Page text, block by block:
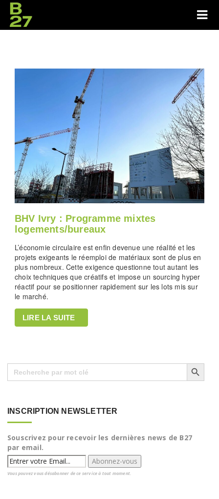
BHV Ivry : Programme mixtes
logements/bureaux
L’économie circulaire est enfin devenue une réalité et les
projets exigeants le réemploi de matériaux sont de plus en
plus nombreux. Cette exigence questionne tout autant les
choix techniques que créatifs et impose un sourcing hyper
réactif pour se positionner rapidement sur les lots mis sur
le marché.
LIRE LA SUITE
Search
for:
Search Button
INSCRIPTION NEWSLETTER
Souscrivez pour recevoir les dernières news de B27
par email.
Vous pouvez vous désabonner de ce service à tout moment.